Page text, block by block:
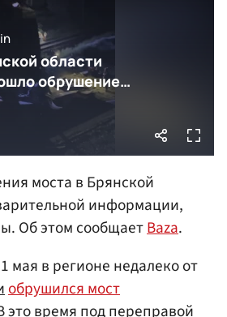
моста в Брянской
информации,
Об этом сообщаетBaza.
мая в регионе недалеко от
обрушился мост
это время под переправой